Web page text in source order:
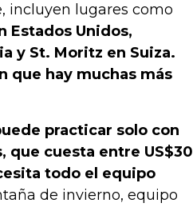
incluyen lugares como
Estados Unidos,
y St. Moritz en Suiza.
que hay muchas más
practicar solo con
que cuesta entre US$30
todo el equipo
de invierno, equipo